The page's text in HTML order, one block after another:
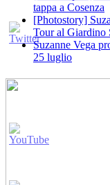
tappa a Cosenza
[Photostory]
Tour al Giardino
Suzanne Vega
25 luglio